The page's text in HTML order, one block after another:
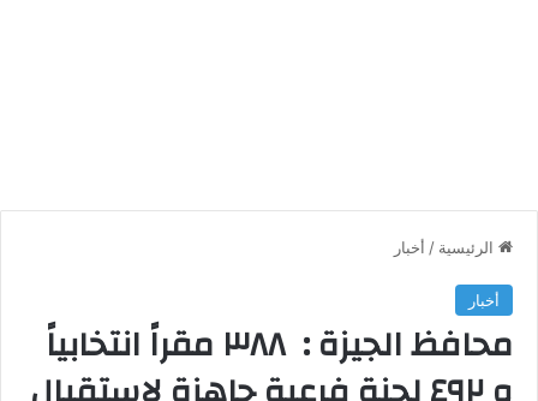
الرئيسية / أخبار
أخبار
محافظ الجيزة : ٣٨٨ مقراً انتخابياً